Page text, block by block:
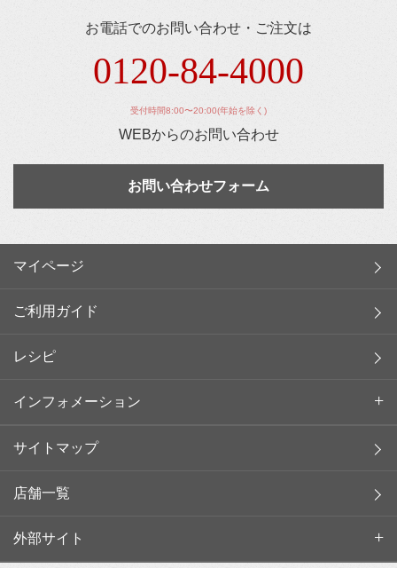
お電話でのお問い合わせ・ご注文は
0120-84-4000
受付時間8:00〜20:00(年始を除く)
WEBからのお問い合わせ
お問い合わせフォーム
マイページ
ご利用ガイド
レシピ
インフォメーション
サイトマップ
店舗一覧
外部サイト